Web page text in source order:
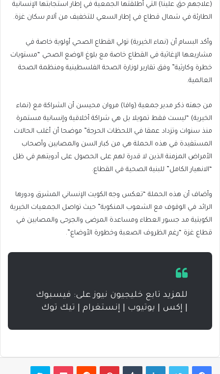
(علاجهم حق علينا) التي أطلقتها الجمعية في إطار استجابتها الإنسانية
الطارئة في شمال قطاع في إطار السعي للتخفيف من آلام سكان غزة.
وأكد البسام أن (نماء الخيرية) تولي القطاع الصحي أولوية خاصة في
مشاريعها الإغاثية في القطاع خاصة مع بلوغ الوضع الصحي “مستويات
خطرة وكارثية” وفق تقارير لوزارة الصحة الفلسطينية ومنظمة الصحة
العالمية.
من جهته ذكر مدير جمعية (وافا) مروان محيسن أن الشراكة مع (نماء
الخيرية) “ليست فقط تمويلا بل هي شراكة أخلاقية وإنسانية مستمرة
منذ سنوات وتزداد عمقا في اللحظات الحرجة” موضحا أن أغلب الحالات
المستفيدة في هذه الحملة هي من كبار السن والمصابين وأصحاب
الأمراض المزمنة الذين لا قدرة لهم على الحصول على أدويتهم في ظل
“الانهيار الكامل” للبنية الصحية في القطاع.
وأضاف أن هذه الحملة “تعكس وجه الكويت الإنساني المشرق ودورها
الرائد في الوقوف مع الشعوب المنكوبة” حيث تواصل الجمعيات الخيرية
الكويتية مد جسور العطاء ومساعدة المرضى والجرحى والمصابين في
قطاع غزة “رغم الظروف الصعبة وخطورة الأوضاع”.
للمزيد تابع خليجيون نيوز على: فيسبوك
| إكس | يوتيوب | إنستغرام | تيك توك
فيسبوكتويتر لينكدإن بينتيريست بوكيت سكايب